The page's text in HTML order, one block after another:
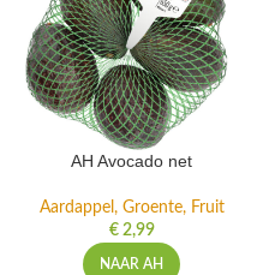
AH Avocado net
Aardappel, Groente, Fruit
€2,99
NAAR AH